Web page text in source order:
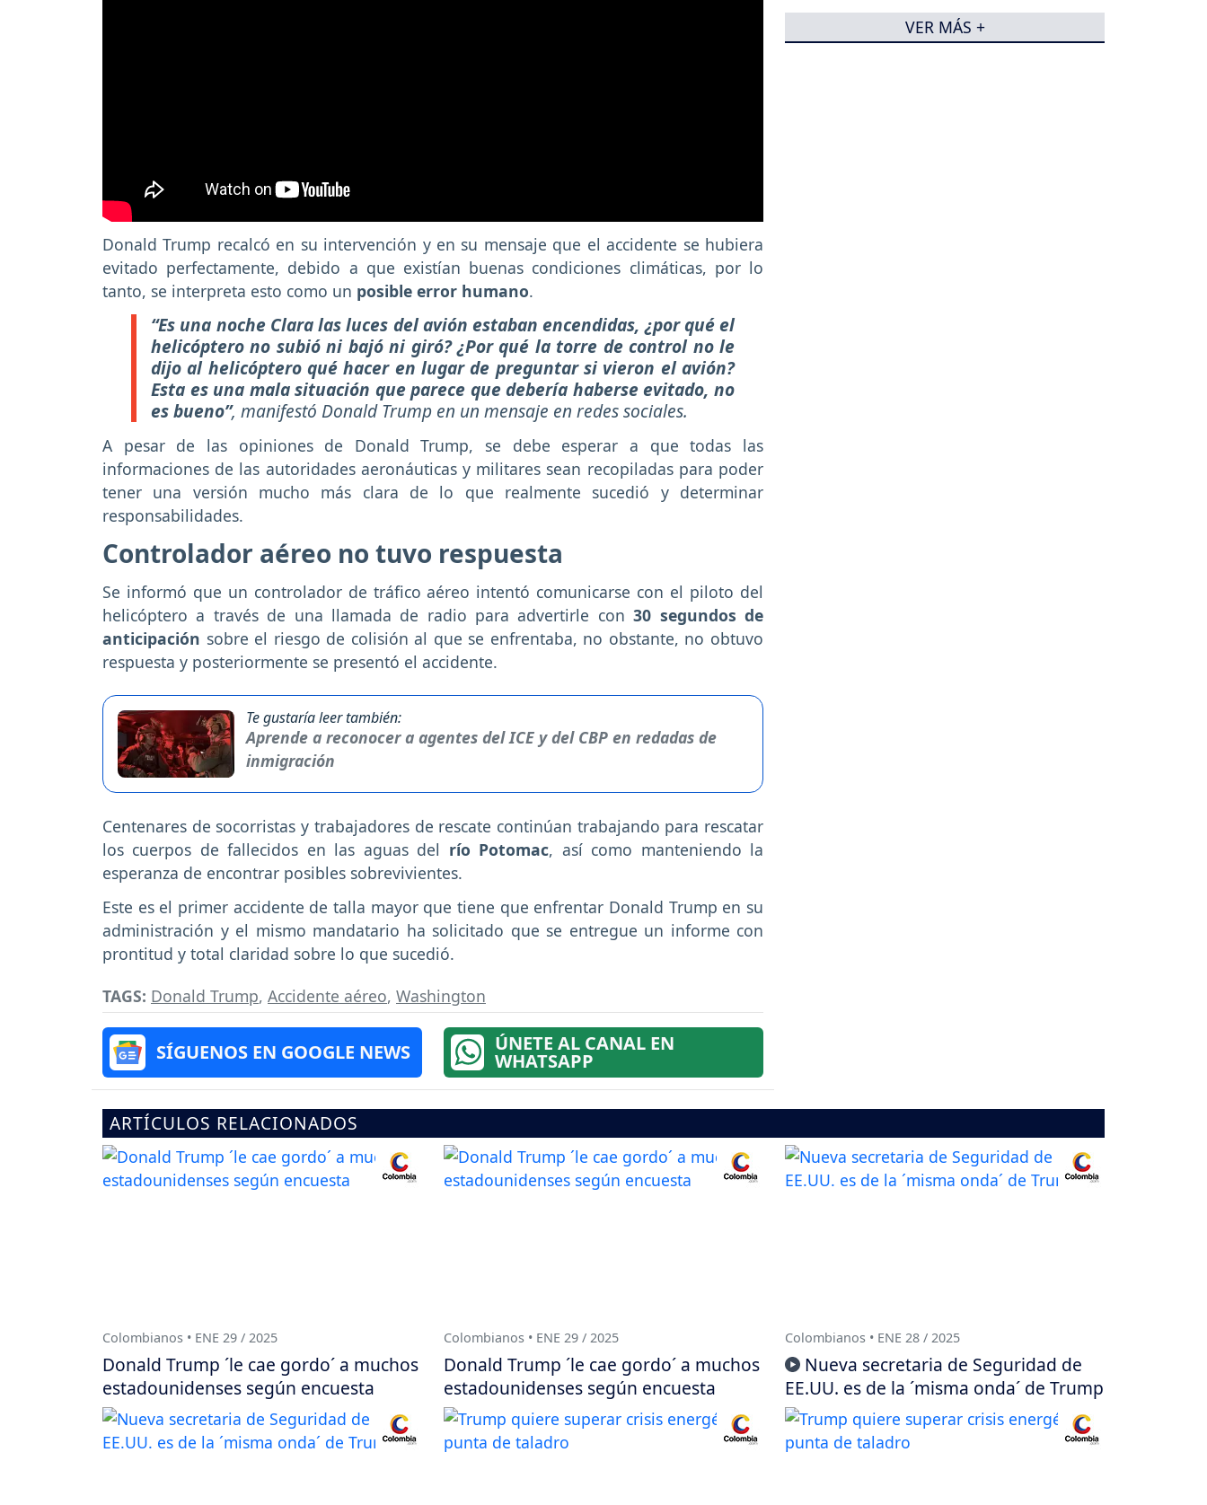
Donald Trump recalcó en su intervención y en su mensaje que el accidente se hubiera
evitado perfectamente, debido a que existían buenas condiciones climáticas, por lo
tanto, se interpreta esto como un posible error humano.
“Es una noche Clara las luces del avión estaban encendidas, ¿por qué el
helicóptero no subió ni bajó ni giró? ¿Por qué la torre de control no le
dijo al helicóptero qué hacer en lugar de preguntar si vieron el avión?
Esta es una mala situación que parece que debería haberse evitado, no
es bueno”, manifestó Donald Trump en un mensaje en redes sociales.
A pesar de las opiniones de Donald Trump, se debe esperar a que todas las
informaciones de las autoridades aeronáuticas y militares sean recopiladas para poder
tener una versión mucho más clara de lo que realmente sucedió y determinar
responsabilidades.
Controlador aéreo no tuvo respuesta
Se informó que un controlador de tráfico aéreo intentó comunicarse con el piloto del
helicóptero a través de una llamada de radio para advertirle con30 segundos de
anticipación sobre el riesgo de colisión al que se enfrentaba, no obstante, no obtuvo
respuesta y posteriormente se presentó el accidente.
Te gustaría leer también:
Aprende a reconocer a agentes del ICE y del CBP en redadas de
inmigración
Centenares de socorristas y trabajadores de rescate continúan trabajando para rescatar
los cuerpos de fallecidos en las aguas del río Potomac, así como manteniendo la
esperanza de encontrar posibles sobrevivientes.
Este es el primer accidente de talla mayor que tiene que enfrentar Donald Trump en su
administración y el mismo mandatario ha solicitado que se entregue un informe con
prontitud y total claridad sobre lo que sucedió.
TAGS: Donald Trump, Accidente aéreo, Washington
SÍGUENOS EN GOOGLE NEWS ÚNETE AL CANAL EN
WHATSAPP
VER MÁS +
ARTÍCULOS RELACIONADOS
Colombianos • ENE 29 / 2025
Donald Trump ´le cae gordo´ a muchos
estadounidenses según encuesta
Colombianos • ENE 29 / 2025
Donald Trump ´le cae gordo´ a muchos
estadounidenses según encuesta
Colombianos • ENE 28 / 2025
Nueva secretaria de Seguridad de
EE.UU. es de la ´misma onda´ de Trump